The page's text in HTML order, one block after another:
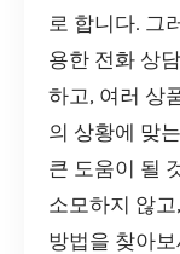
로 합니다. 그
용한 전화 상
하고, 여러 상
의 상황에 맞
큰 도움이 될
소모하지 않
방법을 찾아